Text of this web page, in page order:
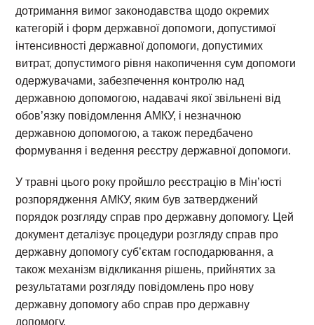
дотримання вимог законодавства щодо окремих
категорій і форм державної допомоги, допустимої
інтенсивності державної допомоги, допустимих
витрат, допустимого рівня накопичення сум допомоги
одержувачами, забезпечення контролю над
державною допомогою, надавачі якої звільнені від
обов’язку повідомлення АМКУ, і незначною
державною допомогою, а також передбачено
формування і ведення реєстру державної допомоги.
У травні цього року пройшло реєстрацію в Мін’юсті
розпорядження АМКУ, яким був затверджений
порядок розгляду справ про державну допомогу. Цей
документ деталізує процедури розгляду справ про
державну допомогу суб’єктам господарювання, а
також механізм відкликання рішень, прийнятих за
результатами розгляду повідомлень про нову
державну допомогу або справ про державну
допомогу.